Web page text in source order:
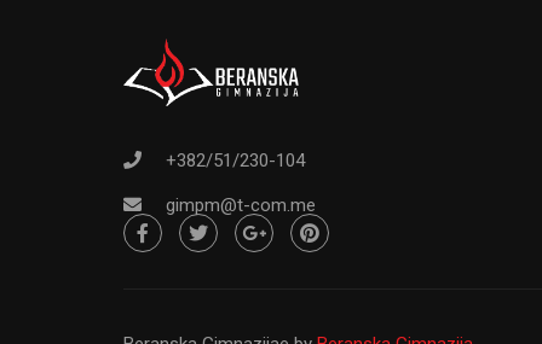
+382/51/230-104
gimpm@t-com.me
Od osnivanja do danas Gimnazija